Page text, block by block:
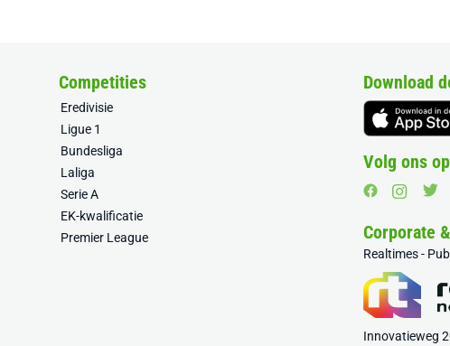
Competities
Eredivisie
Ligue 1
Bundesliga
Laliga
Serie A
EK-kwalificatie
Premier League
Download
Volg ons
Corporate
Realtimes -
Innovatieweg